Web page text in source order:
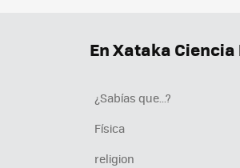
En Xataka
¿Sabías que...?
Física
religion